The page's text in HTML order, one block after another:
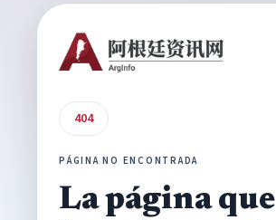
404
PÁGINA NO ENCONTRADA
La página que